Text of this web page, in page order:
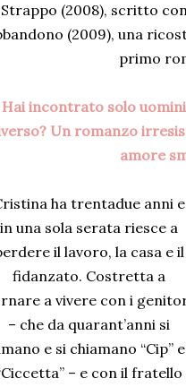
Strappo (2008), scritto
(2009), una
primo
Hai incontrato solo
Un romanzo
amore
ha trentadue anni e
in una sola serata riesce a
il lavoro, la casa e il
fidanzato. Costretta a
a vivere con i
– che da quarant’anni si
e si chiamano “Cip” e
– e con il fratello